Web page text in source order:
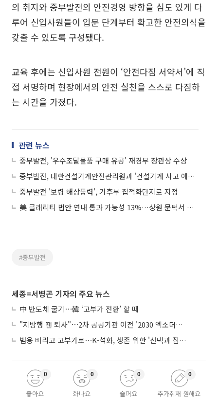
의 취지와 중부발전의 안전경영 방향을 심도 있게 다
루어 신입사원들이 입문 단계부터 확고한 안전의식을
갖출 수 있도록 구성됐다.
교육 후에는 신입사원 전원이 ‘안전다짐 서약서’에 직
접 서명하며 현장에서의 안전 실천을 스스로 다짐하
는 시간을 가졌다.
관련 뉴스
중부발전, '우수조달물품 구매 유공' 재경부 장관상 수상
중부발전, 대한건설기계안전관리원과 '건설기계 사고 예방' 맞손
중부발전 '보령 해상풍력', 기후부 집적화단지로 지정
美 클래리티 법안 연내 통과 가능성 13%…상원 문턱서 제동
#중부발전
세종=서병곤 기자의 주요 뉴스
中 반도체 굴기⋯韓 ‘고부가 전환’ 할 때
"지방행 땐 퇴사"⋯2차 공공기관 이전 '2030 엑소더스' 뇌관
범용 버리고 고부가로⋯K-석화, 생존 위한 '선택과 집중'
좋아요
0
화나요
0
슬퍼요
0
추가취재 원해요
0